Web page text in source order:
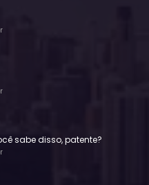
sabe disso, patente?